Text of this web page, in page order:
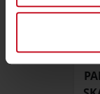
Dowiedz się
dane są
zmienić lub